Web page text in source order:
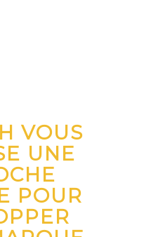
VOUS
UNE
POUR